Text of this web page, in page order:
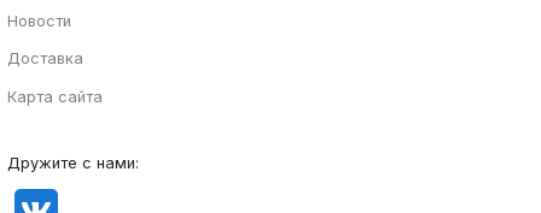
Новости
Доставка
Карта сайта
Дружите с нами: